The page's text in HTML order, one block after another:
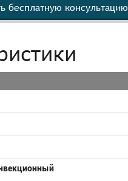
бесплатную консультацию